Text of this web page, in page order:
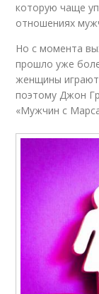
которую чаще
отношениях
Но с момента
прошло уже
женщины
поэтому Джон
«Мужчин с